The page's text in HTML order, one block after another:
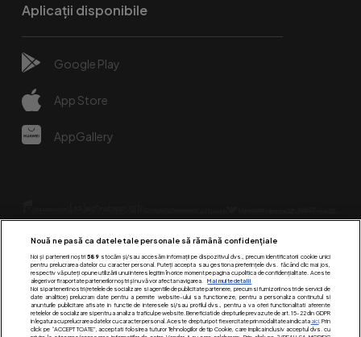
Aplicații disponibile
Google Play
App Store
AppGallery
Urmărește-ne pe:
Nouă ne pasă ca datele tale personale să rămână confidențiale
Noi și partenerii noștri 589stocăm și/sau accesăm informații pe dispozitivul dvs., precum identificatorii cookie unici
pentru prelucrarea datelor cu caracter personal. Puteți accepta sau gestiona preferințele dvs. făcând clic mai jos,
respectiv vă puteți opune utilizării unui interes legitim în orice moment pe pagina cu politica de confidențialitate. Aceste
alegeri vor fi raportate partenerilor noștri și nu vă vor afecta navigarea.
Mai multe detalii
Noi si partenerii nostri (retelele de socializare si agentiile de publicitate partenere, precum si furnizorii nostri de servicii de
date analitice) prelucram date pentru a permite website-ului sa functioneze, pentru a personaliza continutul si
anunturile publicitare afisate in functie de interesele si/sau profilul dvs., pentru a va oferi functionalitati aferente
retelelor de socializare si pentru a analiza traficul pe website. Beneficiati de drepturile prevazute de art. 15-22 din GDPR
in legatura cu prelucrarea datelor cu caracter personal. Aceste drepturi pot fi exercitate prin modalitatea indicataaici. Prin
click pe “ACCEPT TOATE”, acceptati folosirea tuturor Tehnologiilor de tip Cookie, care implica inclusiv acceptul dvs. cu